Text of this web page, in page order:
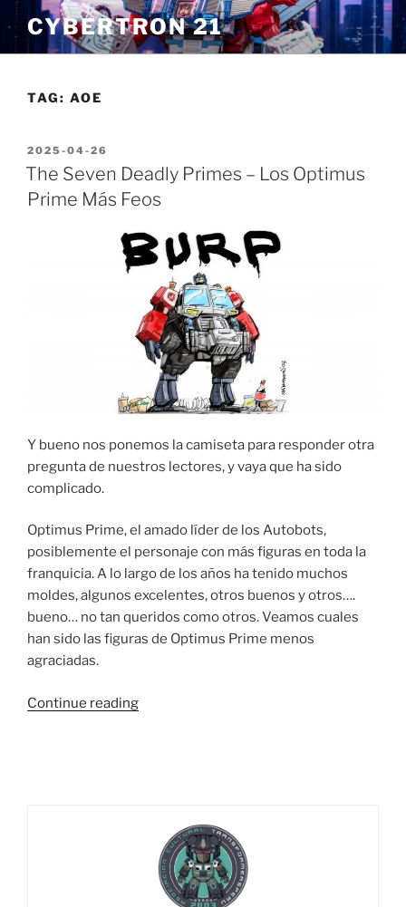
Skip
to
content
CYBERTRON 21
TAG: AOE
POSTED
ON
2025-04-26
The Seven Deadly Primes – Los Optimus
Prime Más Feos
Y bueno nos ponemos la camiseta para responder otra
pregunta de nuestros lectores, y vaya que ha sido
complicado.
Optimus Prime, el amado líder de los Autobots,
posiblemente el personaje con más figuras en toda la
franquicia. A lo largo de los años ha tenido muchos
moldes, algunos excelentes, otros buenos y otros….
bueno… no tan queridos como otros. Veamos cuales
han sido las figuras de Optimus Prime menos
agraciadas.
Continue reading“The
Optimus
Prime
Más
Feos”